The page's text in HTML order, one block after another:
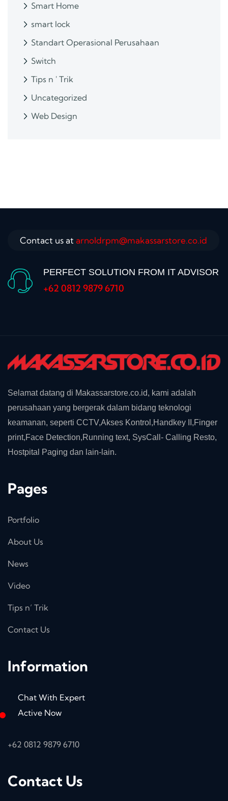
Smart Home
smart lock
Standart Operasional Perusahaan
Switch
Tips n ' Trik
Uncategorized
Web Design
Contact us at arnoldrpm@makassarstore.co.id
PERFECT SOLUTION FROM IT ADVISOR
+62 0812 9879 6710
Selamat datang di Makassarstore.co.id, kami adalah
perusahaan yang bergerak dalam bidang teknologi
keamanan, seperti CCTV,Akses Kontrol,Handkey II,Finger
print,Face Detection,Running text, SysCall- Calling Resto,
Hostpital Paging dan lain-lain.
Pages
Portfolio
About Us
News
Video
Tips n’ Trik
Contact Us
Information
Chat With Expert
Active Now
+62 0812 9879 6710
Contact Us